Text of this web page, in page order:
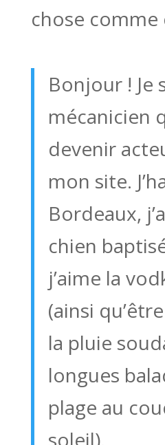
chose comme
Bonjour ! Je
mécanicien
devenir
mon site.
Bordeaux,
chien
j’aime la
(ainsi
la pluie
longues
plage au
soleil).